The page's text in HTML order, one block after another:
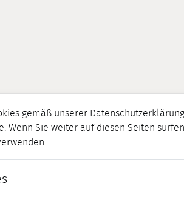
gemäß unserer
Wenn Sie weiter auf diesen Seiten